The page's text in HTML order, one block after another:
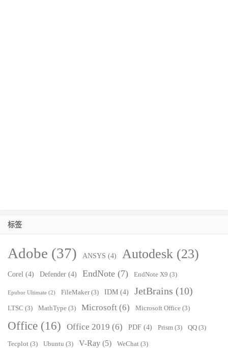
标签
Adobe (37) ANSYS (4) Autodesk (23)
Corel (4) Defender (4) EndNote (7) EndNote X9 (3)
Epubor Ultimate (2) FileMaker(3) IDM (4) JetBrains (10)
LTSC (3) MathType (3) Microsoft (6) Microsoft Office (3)
Office (16) Office 2019 (6) PDF (4) Prism (3) QQ (3)
Tecplot (3) Ubuntu (3) V-Ray (5) WeChat (3)